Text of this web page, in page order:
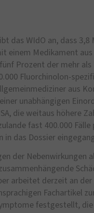
das WIdO an, dass
einem Medikament
Prozent der mehr
Fluorchinolon-
aus
unabhängigen
die weitaus höhere
fast 400.000
das Dossier
der Nebenwirkungen
arbeitet derzeit an
Fachartikel
festgestellt,